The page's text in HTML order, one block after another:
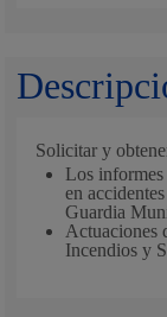
Solicitar y
Los
en
Guardia
Actuaciones
Incendios y